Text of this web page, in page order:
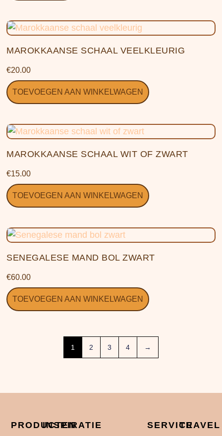
MAROKKAANSE SCHAAL VEELKLEURIG
€20.00
TOEVOEGEN AAN WINKELWAGEN
MAROKKAANSE SCHAAL WIT OF ZWART
€15.00
TOEVOEGEN AAN WINKELWAGEN
SENEGALESE MAND BOL ZWART
€60.00
TOEVOEGEN AAN WINKELWAGEN
1 2 3 4 →
PRODUCTEN
INSPIRATIE SERVICETRAVEL